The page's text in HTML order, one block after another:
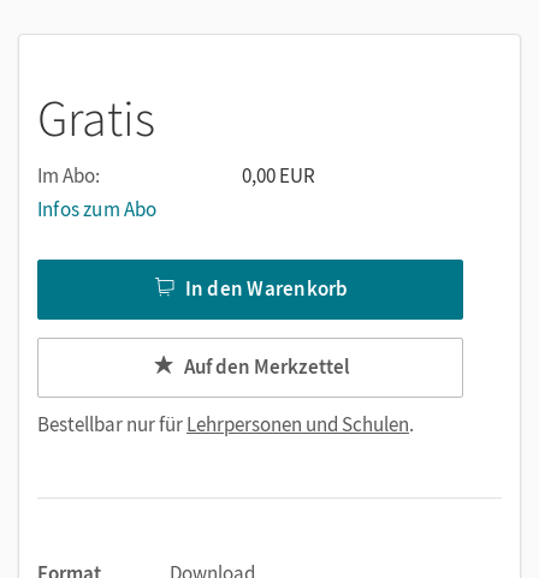
Gratis
Im Abo:
0,00 EUR
Infos zum Abo
In den Warenkorb
Auf den Merkzettel
Bestellbar nur fürLehrpersonen und Schulen.